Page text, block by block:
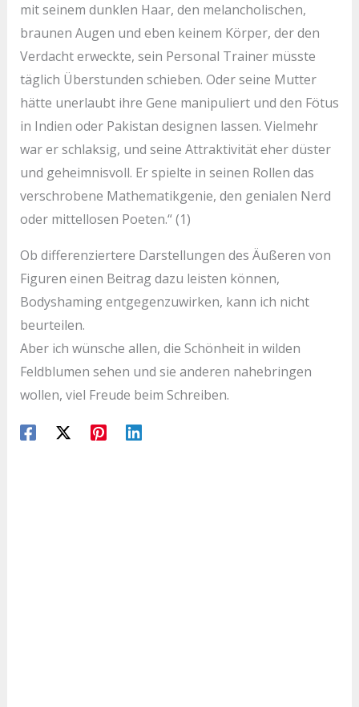
mit seinem dunklen Haar, den melancholischen,
braunen Augen und eben keinem Körper, der den
Verdacht erweckte, sein Personal Trainer müsste
täglich Überstunden schieben. Oder seine Mutter
hätte unerlaubt ihre Gene manipuliert und den Fötus
in Indien oder Pakistan designen lassen. Vielmehr
war er schlaksig, und seine Attraktivität eher düster
und geheimnisvoll. Er spielte in seinen Rollen das
verschrobene Mathematikgenie, den genialen Nerd
oder mittellosen Poeten.“ (1)
Ob differenziertere Darstellungen des Äußeren von
Figuren einen Beitrag dazu leisten können,
Bodyshaming entgegenzuwirken, kann ich nicht
beurteilen.
Aber ich wünsche allen, die Schönheit in wilden
Feldblumen sehen und sie anderen nahebringen
wollen, viel Freude beim Schreiben.